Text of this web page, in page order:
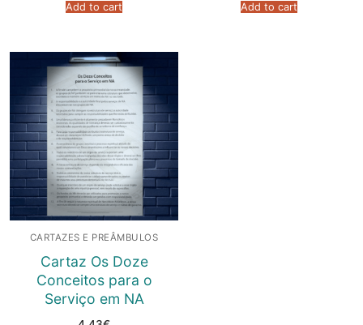
Add to cart Add to cart
CARTAZES E PREÂMBULOS
Cartaz Os Doze
Conceitos para o
Serviço em NA